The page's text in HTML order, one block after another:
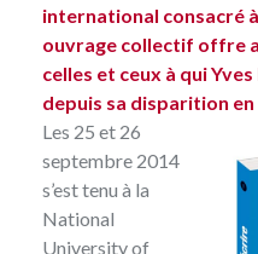
international consacré
ouvrage collectif offre
celles et ceux à qui
depuis sa disparition en
Les 25 et 26
septembre 2014
s’est tenu à la
National
University of